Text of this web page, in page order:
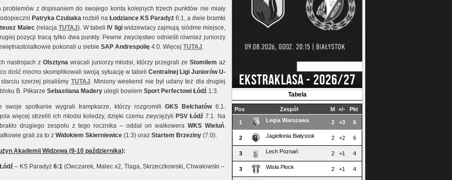
problemów z dopisaniem do swojego konta kolejnych trzech punktów nie miały
Patryka Czubaka rozbili na Łodziance KS Paradyż 6:1, a dwie bramki
Malec(relacjaTUTAJ). W tabeli IV ligiwidzewiacy zajmują siódme miejsce,
pozycji tracą tylko dwa punkty. Pewne zwycięstwo odnieśli również juniorzy
pokonali u siebie SAP Andrespolię 4:0. Więcej TUTAJ.
nastrojach z Olsztyna wracali juniorzy młodsi, którzy przegrali zeStomilemaż
dość mocno skomplikowali swoją sytuację w tabeli Centralnej Ligi Juniorów U-
szerzej pisaliśmy TUTAJ. Miniony weekend nie był udany też dla drugiej
B. Piłkarze Sebastiana Madery ulegli bowiem Sport Perfectowi Łódź 1:3.
swoje spotkanie wygrali trampkarze, którzy rozgromili GKS Bełchatów 6:1.
więcej strzelili ich młodsi koledzy, dzięki czemu zwyciężyli PSV Łódź 7:1. Na
drugiego zespołu z tego rocznika – oddał on walkowera WKS Wieluń.
grali za to z Widokiem Skierniewice (1:3) oraz Startem Brzeziny (7:0).
Akademii Widzewa (9-10 października):
– KS Paradyż 6:1 (Owczarek, Malec x2, Tlaga, Skrzeczkowski, Chwałowski –
EKSTRAKLASA - 2026/27
Tabela
Pos Zespół M +/- Pkt
1 Legia Warszawa 2 +3 6
2 Jagiellonia Białystok 2 +2 6
3 Lech Poznań 2 +1 4
3 Wisła Płock 2 +1 4